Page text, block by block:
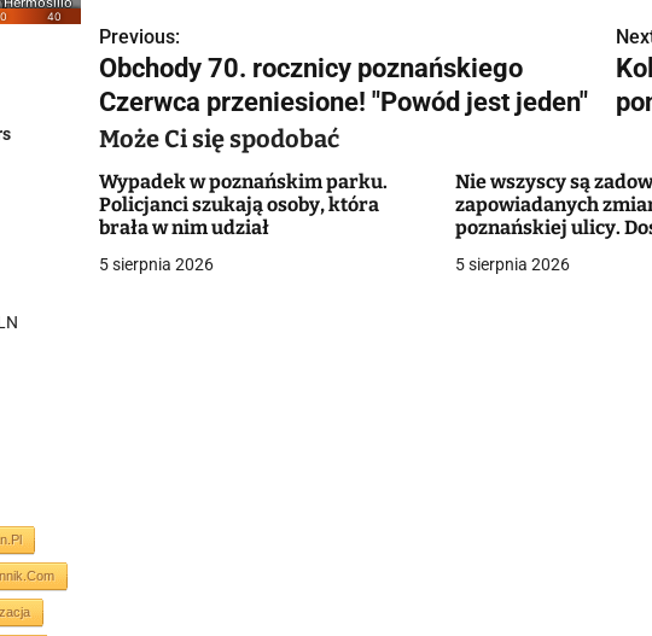
N
a
w
i
g
a
Previous:
Obchody 70. rocznicy poznańskiego
Czerwca przeniesione! "Powód jest jeden"
Może Ci się spodobać
Wypadek w poznańskim parku.
Policjanci szukają osoby, która
brała w nim udział
5 sierpnia 2026
Nie wszyscy są
zapowiadanych
poznańskiej ulicy.
5 sierpnia 2026